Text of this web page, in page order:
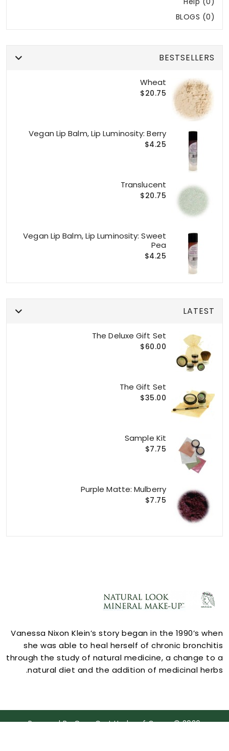
BLOGS (0)
BESTSELLERS
Wheat
$20.75
Vegan Lip Balm, Lip Luminosity: Berry
$4.25
Translucent
$20.75
Vegan Lip Balm, Lip Luminosity: Sweet
Pea
$4.25
LATEST
The Deluxe Gift Set
$60.00
The Gift Set
$35.00
Sample Kit
$7.75
Purple Matte: Mulberry
$7.75
Vanessa Nixon Klein’s story began in the 1990’s when
she was able to heal herself of chronic bronchitis
through the study of natural medicine, a change to a
natural diet and the addition of medicinal herbs.
Powered ByOpenCartHerbs of Grace © 2026